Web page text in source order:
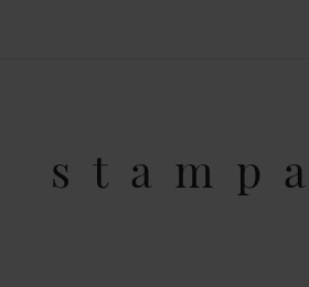
stampa